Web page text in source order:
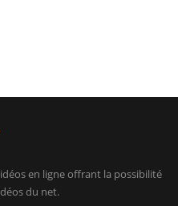
en ligne offrant la possibilité
du net.